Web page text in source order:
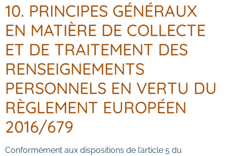
10. PRINCIPES GÉNÉRAUX
EN MATIÈRE DE COLLECTE
ET DE TRAITEMENT DES
RENSEIGNEMENTS
PERSONNELS EN VERTU DU
RÈGLEMENT EUROPÉEN
2016/679
Conformément aux dispositions de l’article 5 du